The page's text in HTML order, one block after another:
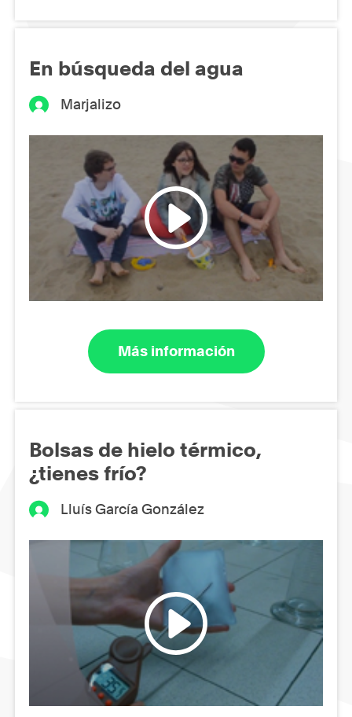
En búsqueda del agua
Marjalizo
Más información
Bolsas de hielo térmico,
¿tienes frío?
Lluís García González